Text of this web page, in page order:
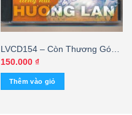
LVCD154 – Còn Thương Góc
Bếp Chái Hè – Hương Lan
150.000 ₫
Thêm vào giỏ